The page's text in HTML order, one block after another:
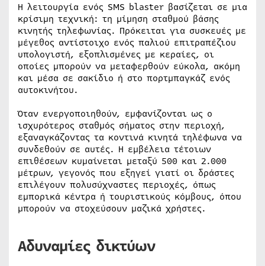
Η λειτουργία ενός SMS blaster βασίζεται σε μια
κρίσιμη τεχνική: τη μίμηση σταθμού βάσης
κινητής τηλεφωνίας. Πρόκειται για συσκευές με
μέγεθος αντίστοιχο ενός παλιού επιτραπέζιου
υπολογιστή, εξοπλισμένες με κεραίες, οι
οποίες μπορούν να μεταφερθούν εύκολα, ακόμη
και μέσα σε σακίδιο ή στο πορτμπαγκάζ ενός
αυτοκινήτου.
Όταν ενεργοποιηθούν, εμφανίζονται ως ο
ισχυρότερος σταθμός σήματος στην περιοχή,
εξαναγκάζοντας τα κοντινά κινητά τηλέφωνα να
συνδεθούν σε αυτές. Η εμβέλεια τέτοιων
επιθέσεων κυμαίνεται μεταξύ 500 και 2.000
μέτρων, γεγονός που εξηγεί γιατί οι δράστες
επιλέγουν πολυσύχναστες περιοχές, όπως
εμπορικά κέντρα ή τουριστικούς κόμβους, όπου
μπορούν να στοχεύσουν μαζικά χρήστες.
Αδυναμίες δικτύων